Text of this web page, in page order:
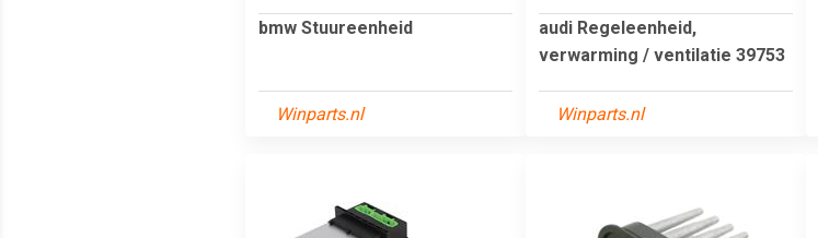
bmw Stuureenheid
Winparts.nl
audi Regeleenheid,
verwarming / ventilatie 39753
Winparts.nl